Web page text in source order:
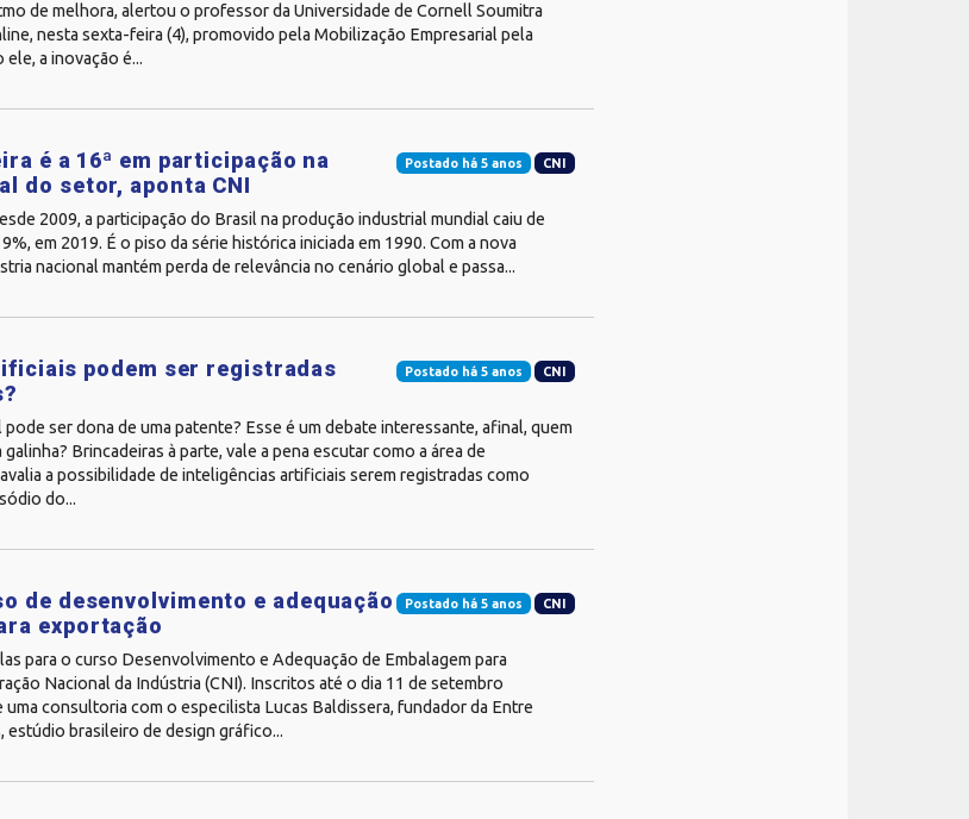
de melhora, alertou o professor da Universidade de Cornell Soumitra
nesta sexta-feira (4), promovido pela Mobilização Empresarial pela
ele, a inovação é...
Postado há 5 anos CNI
é a 16ª em participação na
do setor, aponta CNI
2009, a participação do Brasil na produção industrial mundial caiu de
em 2019. É o piso da série histórica iniciada em 1990. Com a nova
nacional mantém perda de relevância no cenário global e passa...
Postado há 5 anos CNI
podem ser registradas
ser dona de uma patente? Esse é um debate interessante, afinal, quem
Brincadeiras à parte, vale a pena escutar como a área de
a possibilidade de inteligências artificiais serem registradas como
do...
Postado há 5 anos CNI
de desenvolvimento e adequação
exportação
para o curso Desenvolvimento e Adequação de Embalagem para
Nacional da Indústria (CNI). Inscritos até o dia 11 de setembro
consultoria com o especilista Lucas Baldissera, fundador da Entre
estúdio brasileiro de design gráfico...